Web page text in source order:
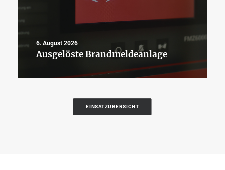
6. August 2026
Ausgelöste Brandmeldeanlage
EINSATZÜBERSICHT